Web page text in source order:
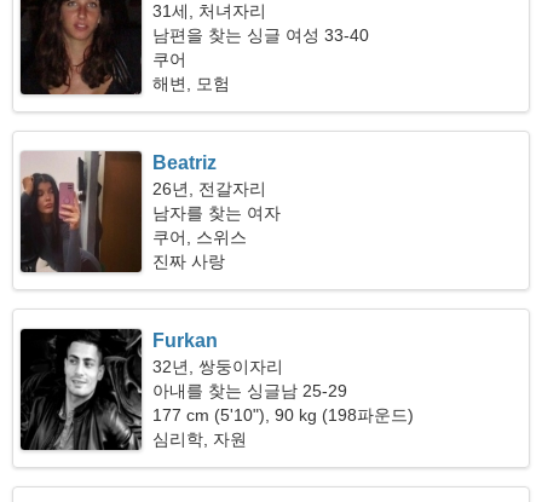
31세, 처녀자리
남편을 찾는 싱글 여성 33-40
쿠어
해변, 모험
Beatriz
26년, 전갈자리
남자를 찾는 여자
쿠어, 스위스
진짜 사랑
Furkan
32년, 쌍둥이자리
아내를 찾는 싱글남 25-29
177 cm (5'10"), 90 kg (198파운드)
심리학, 자원